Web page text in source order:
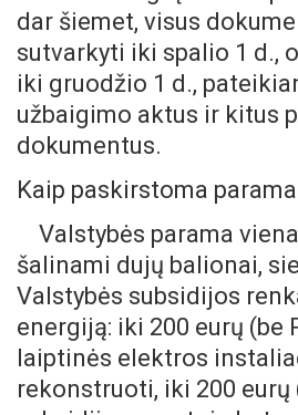
dar šiemet, visus
sutvarkyti iki spalio 1 d.,
iki gruodžio 1 d.,
užbaigimo aktus ir kitus
dokumentus.
Kaip paskirstoma
Valstybės parama
šalinami dujų balionai,
Valstybės subsidijos
energiją: iki 200 eurų (be
laiptinės elektros
rekonstruoti, iki 200 eurų